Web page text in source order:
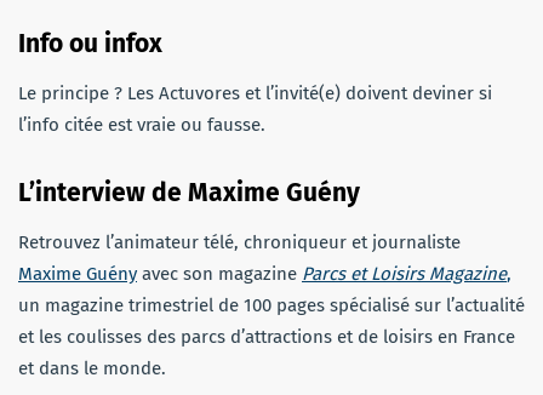
Info ou infox
Le principe ? Les Actuvores et l’invité(e) doivent deviner si
l’info citée est vraie ou fausse.
L’interview de Maxime Guény
Retrouvez l’animateur télé, chroniqueur et journaliste
Maxime Guény avec son magazine Parcs et Loisirs Magazine,
un magazine trimestriel de 100 pages spécialisé sur l’actualité
et les coulisses des parcs d’attractions et de loisirs en France
et dans le monde.